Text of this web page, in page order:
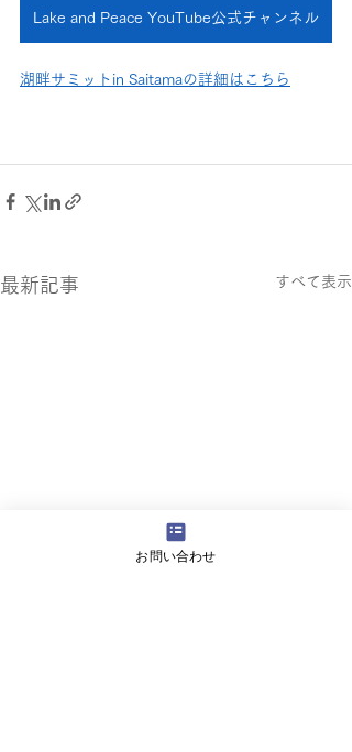
Lake and Peace YouTube公式チャンネル
湖畔サミットin Saitamaの詳細はこちら
最新記事 すべて表示
お問い合わせ